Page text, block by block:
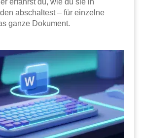
erfährst du, wie du sie in
abschaltest – für einzelne
ganze Dokument.